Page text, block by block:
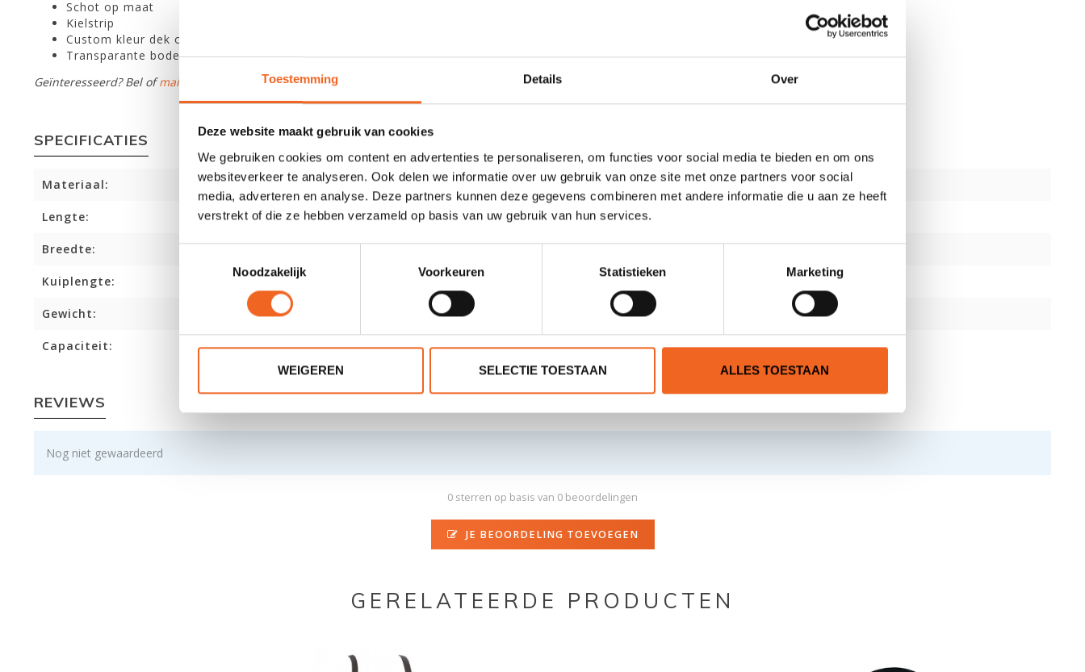
Toestemming Details Over
Deze website maakt gebruik van cookies
We gebruiken cookies om content en advertenties te personaliseren, om functies voor social media te bieden en om ons
websiteverkeer te analyseren. Ook delen we informatie over uw gebruik van onze site met onze partners voor social
media, adverteren en analyse. Deze partners kunnen deze gegevens combineren met andere informatie die u aan ze heeft
verstrekt of die ze hebben verzameld op basis van uw gebruik van hun services.
Noodzakelijk
Voorkeuren Statistieken Marketing
WEIGEREN SELECTIE TOESTAAN ALLES TOESTAAN
Schot op maat
Kielstrip
Custom kleur dek of bodem
Transparante bodem
Geïnteresseerd? Bel ofmail ons voor onze huidige kleurenvoorraad.
SPECIFICATIES
Materiaal: Glasvezel/Dioleen of Kevlar/Carbon
Lengte: 485 cm
Breedte: 55 cm
Kuiplengte: 83 cm
Gewicht: 25 kg
Capaciteit: 90 kg
REVIEWS
Nog niet gewaardeerd
0 sterren op basis van 0 beoordelingen
JE BEOORDELING TOEVOEGEN
GERELATEERDE PRODUCTEN